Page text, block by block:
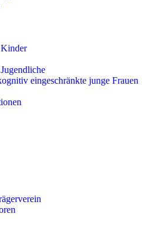
eingeschränkte junge Frauen